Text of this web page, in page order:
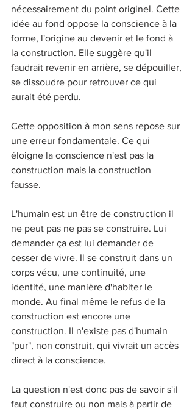
nécessairement du point originel. Cette
idée au fond oppose la conscience à la
forme, l'origine au devenir et le fond à
la construction. Elle suggère qu'il
faudrait revenir en arrière, se dépouiller,
se dissoudre pour retrouver ce qui
aurait été perdu.
Cette opposition à mon sens repose sur
une erreur fondamentale. Ce qui
éloigne la conscience n'est pas la
construction mais la construction
fausse.
L'humain est un être de construction il
ne peut pas ne pas se construire. Lui
demander ça est lui demander de
cesser de vivre. Il se construit dans un
corps vécu, une continuité, une
identité, une manière d'habiter le
monde. Au final même le refus de la
construction est encore une
construction. Il n'existe pas d'humain
"pur", non construit, qui vivrait un accès
direct à la conscience.
La question n'est donc pas de savoir s'il
faut construire ou non mais à partir de